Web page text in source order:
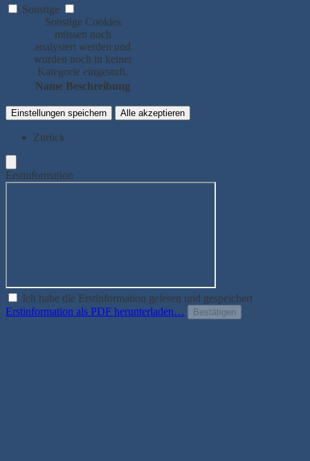
Sonstige
Sonstige Cookies
müssen noch
analysiert werden und
wurden noch in keiner
Kategorie eingestuft.
Name Beschreibung
Einstellungen speichern Alle akzeptieren
Zurück
Erstinformation
Ich habe die Erstinformation gelesen und gespeichert
Erstinformation als PDF herunterladen…
Bestätigen